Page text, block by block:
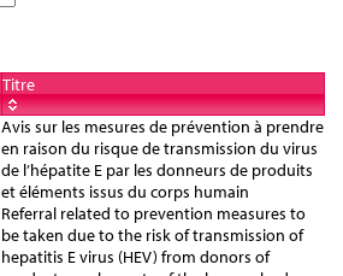
Titre
Avis sur les mesures de prévention à prendre
en raison du risque de transmission du virus
de l’hépatite E par les donneurs de produits
et éléments issus du corps humain
Referral related to prevention measures to
be taken due to the risk of transmission of
hepatitis E virus (HEV) from donors of